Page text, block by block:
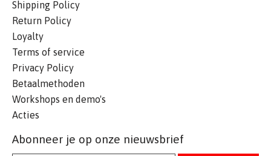
Shipping Policy
Return Policy
Loyalty
Terms of service
Privacy Policy
Betaalmethoden
Workshops en demo's
Acties
Abonneer je op onze nieuwsbrief